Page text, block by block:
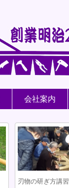
会社案内
刃物の研ぎ方講習